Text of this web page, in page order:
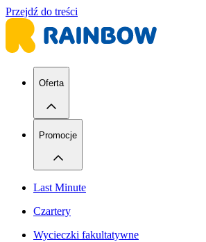
Przejdź do treści
Oferta
Promocje
Last Minute
Czartery
Wycieczki fakultatywne